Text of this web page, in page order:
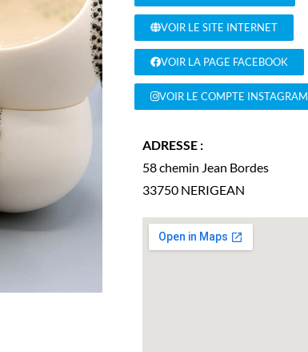
VOIR LE SITE INTERNET
VOIR LA PAGE FACEBOOK
VOIR LE COMPTE INSTAGRAM
ADRESSE :
58 chemin Jean Bordes
33750 NERIGEAN